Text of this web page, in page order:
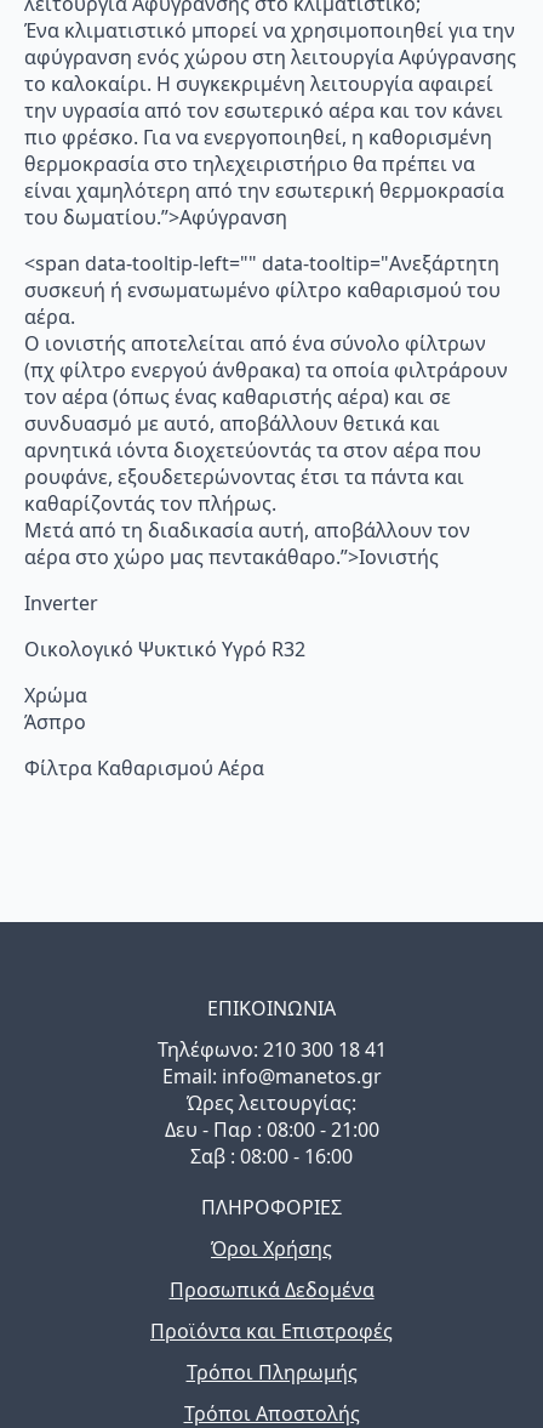
Ένα κλιματιστικό μπορεί να χρησιμοποιηθεί για την
αφύγρανση ενός χώρου στη λειτουργία Αφύγρανσης
το καλοκαίρι. Η συγκεκριμένη λειτουργία αφαιρεί
την υγρασία από τον εσωτερικό αέρα και τον κάνει
πιο φρέσκο. Για να ενεργοποιηθεί, η καθορισμένη
θερμοκρασία στο τηλεχειριστήριο θα πρέπει να
είναι χαμηλότερη από την εσωτερική θερμοκρασία
του δωματίου.”>Αφύγρανση
<span data-tooltip-left="" data-tooltip="Ανεξάρτητη
συσκευή ή ενσωματωμένο φίλτρο καθαρισμού του
αέρα.
Ο ιονιστής αποτελείται από ένα σύνολο φίλτρων
(πχ φίλτρο ενεργού άνθρακα) τα οποία φιλτράρουν
τον αέρα (όπως ένας καθαριστής αέρα) και σε
συνδυασμό με αυτό, αποβάλλουν θετικά και
αρνητικά ιόντα διοχετεύοντάς τα στον αέρα που
ρουφάνε, εξουδετερώνοντας έτσι τα πάντα και
καθαρίζοντάς τον πλήρως.
Μετά από τη διαδικασία αυτή, αποβάλλουν τον
αέρα στο χώρο μας πεντακάθαρο.”>Ιονιστής
Inverter
Οικολογικό Ψυκτικό Υγρό R32
Χρώμα
Άσπρο
Φίλτρα Καθαρισμού Αέρα
ΕΠΙΚΟΙΝΩΝΙΑ
Τηλέφωνo: 210 300 18 41
Email: info@manetos.gr
Ώρες λειτουργίας:
Δευ - Παρ : 08:00 - 21:00
Σαβ : 08:00 - 16:00
ΠΛΗΡΟΦΟΡΙΕΣ
Όροι Χρήσης
Προσωπικά Δεδομένα
Προϊόντα και Επιστροφές
Τρόποι Πληρωμής
Τρόποι Αποστολής